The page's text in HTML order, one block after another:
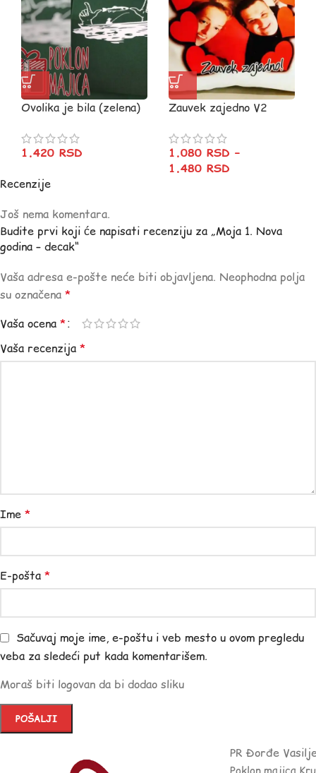
Ovolika je bila (zelena)
1.420 RSD
Zauvek zajedno V2
1.080 RSD –
1.480 RSD
Recenzije
Još nema komentara.
Budite prvi koji će napisati recenziju za „Moja 1. Nova
godina – decak“
Vaša adresa e-pošte neće biti objavljena. Neophodna polja
su označena *
Vaša ocena *
Vaša recenzija *
Ime *
E-pošta *
Sačuvaj moje ime, e-poštu i veb mesto u ovom pregledu
veba za sledeći put kada komentarišem.
Moraš biti logovan da bi dodao sliku
PR Đorđe